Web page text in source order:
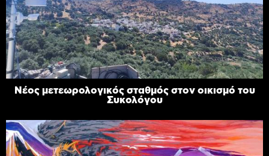
Νέος μετεωρολογικός σταθμός στον οικισμό του
Συκολόγου